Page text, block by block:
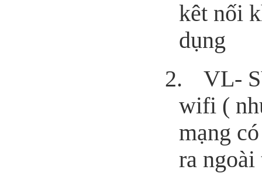
kêt nối
dụng
2.
VL-
wifi (
mạng
ra